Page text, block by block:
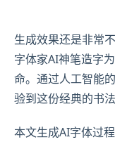
生成效果还是非常
字体家AI神笔造字
命。通过人工智能
验到这份经典的书法
本文生成AI字体过